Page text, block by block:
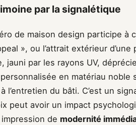
par la signalétique
de maison design participe à
», ou l’attrait extérieur
jauni par les rayons UV,
personnalisée en matériau
l’entretien du bâti. C’est un
peut avoir un impact
de modernité